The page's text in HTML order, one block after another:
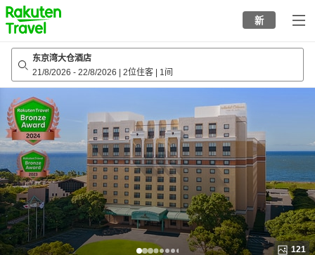
to
top
page
新
东京湾大仓酒店
21/8/2026 - 22/8/2026 2位住客 1间
121